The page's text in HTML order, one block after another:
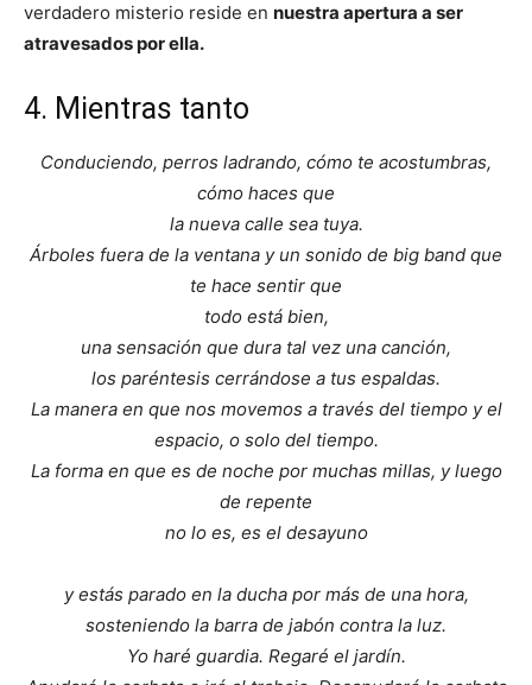
verdadero misterio reside en nuestra apertura a ser
atravesados por ella.
4. Mientras tanto
Conduciendo, perros ladrando, cómo te acostumbras,
cómo haces que
la nueva calle sea tuya.
Árboles fuera de la ventana y un sonido de big band que
te hace sentir que
todo está bien,
una sensación que dura tal vez una canción,
los paréntesis cerrándose a tus espaldas.
La manera en que nos movemos a través del tiempo y el
espacio, o solo del tiempo.
La forma en que es de noche por muchas millas, y luego
de repente
no lo es, es el desayuno
y estás parado en la ducha por más de una hora,
sosteniendo la barra de jabón contra la luz.
Yo haré guardia. Regaré el jardín.